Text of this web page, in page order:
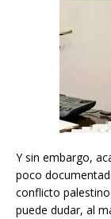
Y sin embargo,
poco
conflicto
puede dudar, al